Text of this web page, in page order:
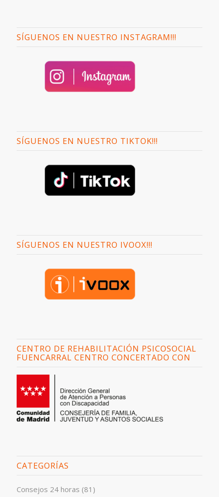
SÍGUENOS EN NUESTRO INSTAGRAM!!!
SÍGUENOS EN NUESTRO TIKTOK!!!
SÍGUENOS EN NUESTRO IVOOX!!!
CENTRO DE REHABILITACIÓN PSICOSOCIAL
FUENCARRAL CENTRO CONCERTADO CON
CATEGORÍAS
Consejos 24 horas (81)